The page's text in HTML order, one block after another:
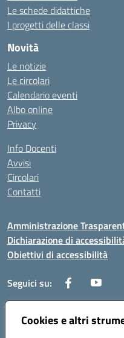
Cookies e altri
Le schede didattiche
I progetti delle classi
Novità
Le notizie
Le circolari
Calendario eventi
Albo online
Privacy
Info Docenti
Avvisi
Circolari
Contatti
Amministrazione
Dichiarazione di
Obiettivi di accessibilità
Seguici su:
Corso Roma, 1 71100 FOGGIA